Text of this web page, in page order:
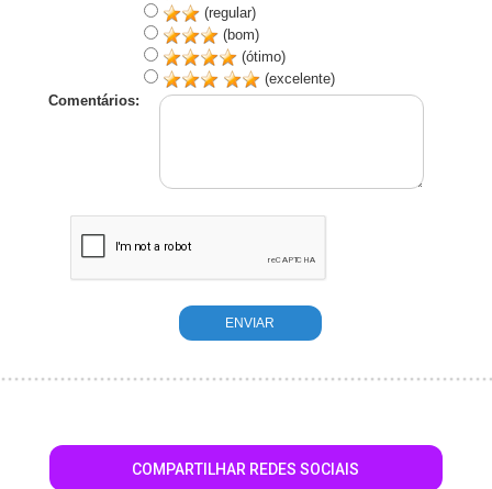
(regular)
(bom)
(ótimo)
(excelente)
Comentários:
COMPARTILHAR REDES SOCIAIS